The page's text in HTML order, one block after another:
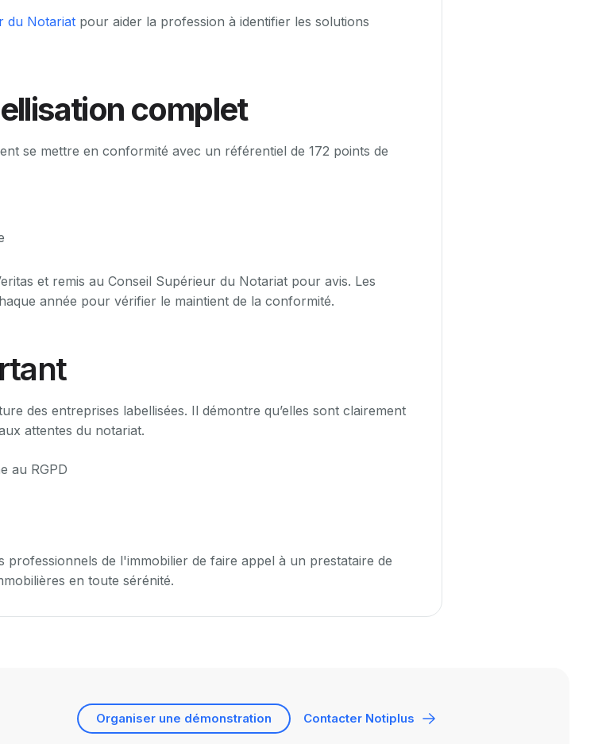
du Notariat pour aider la profession à identifier les solutions
complet
se mettre en conformité avec un référentiel de 172 points de
et remis au Conseil Supérieur du Notariat pour avis. Les
année pour vérifier le maintient de la conformité.
des entreprises labellisées. Il démontre qu’elles sont clairement
attentes du notariat.
au RGPD
professionnels de l'immobilier de faire appel à un prestataire de
en toute sérénité.
Organiser une démonstration Contacter Notiplus